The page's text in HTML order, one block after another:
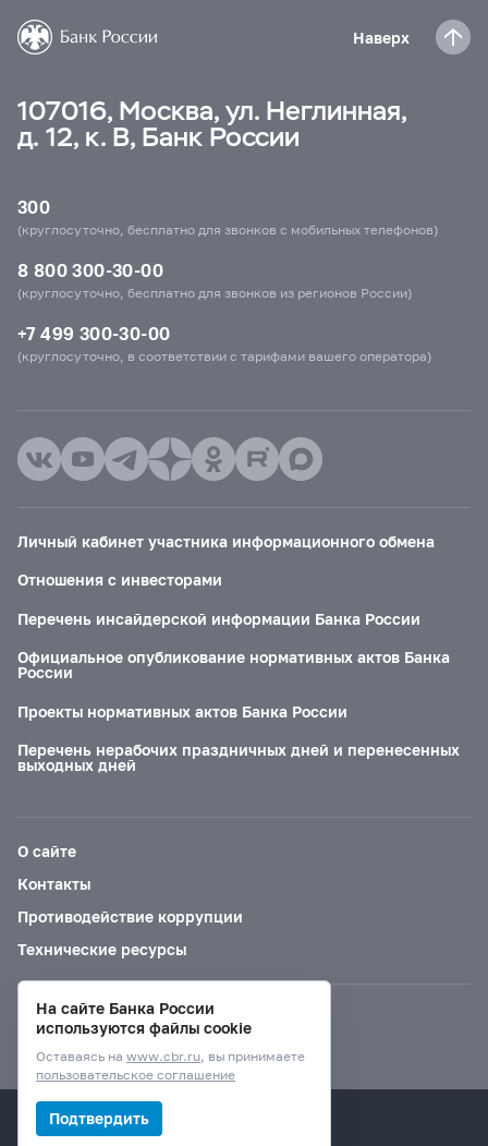
Наверх
107016, Москва, ул. Неглинная,
д. 12, к. В, Банк России
300
(круглосуточно, бесплатно для звонков с мобильных телефонов)
8 800 300-30-00
(круглосуточно, бесплатно для звонков из регионов России)
+7 499 300-30-00
(круглосуточно, в соответствии с тарифами вашего оператора)
Личный кабинет участника информационного обмена
Отношения с инвесторами
Перечень инсайдерской информации Банка России
Официальное опубликование нормативных актов Банка
России
Проекты нормативных актов Банка России
Перечень нерабочих праздничных дней и перенесенных
выходных дней
О сайте
Контакты
Противодействие коррупции
Технические ресурсы
Версия для слабовидящих
© Банк России, 2000–2026.
На сайте Банка России
используются файлы cookie
Оставаясь на www.cbr.ru, вы принимаете
пользовательское соглашение
Подтвердить